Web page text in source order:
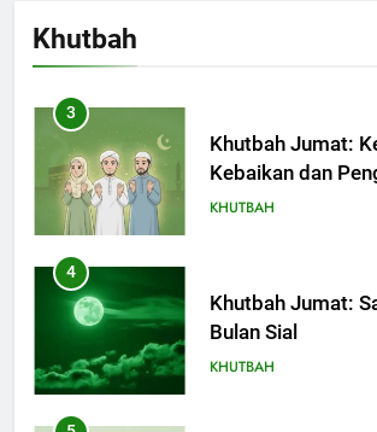
Khutbah
Limpahan Nikmat
3
Khutbah Jumat:
Kebaikan dan
dalam Jiwa
KHUTBAH
4
Khutbah Jumat:
Bulan Sial
KHUTBAH